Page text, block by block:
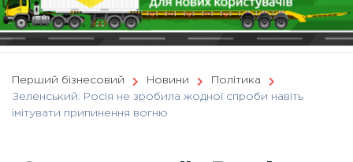
Перший бізнесовий Новини
Політика
Зеленський: Росія не зробила жодної спроби навіть
імітувати припинення вогню